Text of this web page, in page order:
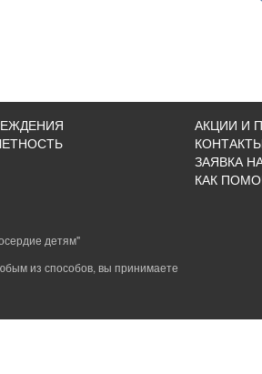
АКЦИИ И
ЗАЯВКА
КАК
детям"
из способов, вы принимаете